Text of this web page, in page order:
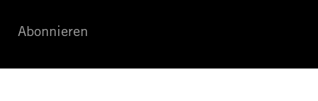
Abonnieren